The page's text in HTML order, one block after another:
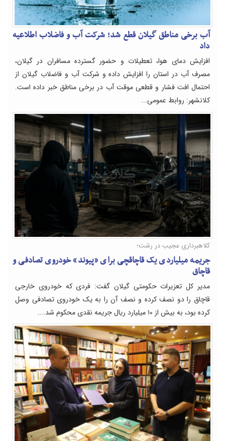
آب برخی مناطق گیلان قطع شد؛ شرکت آب و فاضلاب اطلاعیه
داد
افزایش دمای هوا، تعطیلات و حضور گسترده مسافران در گیلان،
مصرف آب در استان را افزایش داده و شرکت آب و فاضلاب گیلان از
احتمال افت فشار و قطعی موقت آب در برخی مناطق خبر داده است.
کلانشهر: روابط عمومی...
کلاهبرداری عجیب در رشت؛
جریمه میلیاردی یک قاچاقچی برای «پیوند» خودروی تصادفی و
قاچاق
مدیر کل تعزیرات حکومتی گیلان گفت: فردی که خودروی خارجی
قاچاق را دو نصف کرده و نصف آن را به یک خودروی تصادفی وصل
کرده بود، به بیش از ۱۰ میلیارد ریال جریمه نقدی محکوم شد....